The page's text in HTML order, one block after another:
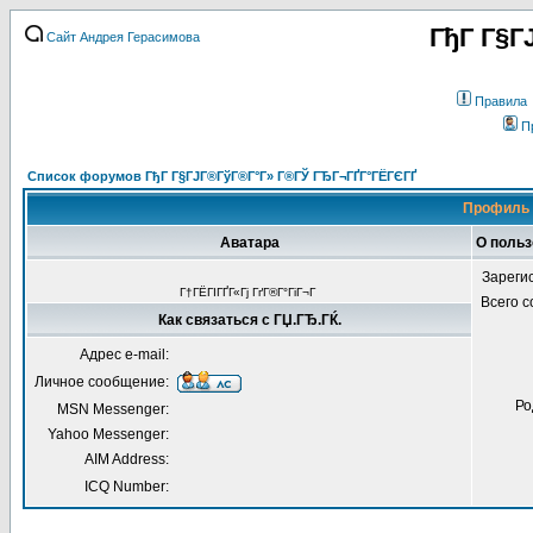
Сайт Андрея Герасимова ГђГ
Правила
Список форумов ГђГ Г§ГЈГ®ГўГ®Г°Г» Г®ГЎ ГЂГ¬ГҐГ°ГЁГЄГҐ
Профиль
Аватара О
Г†ГЁГІГҐГ«Гј ГґГ®Г°ГіГ¬Г
Всего
Как связаться с ГЏ.ГЂ.ГЌ.
Адрес e-mail:
Личное сообщение:
MSN Messenger:
Yahoo Messenger:
AIM Address:
ICQ Number: